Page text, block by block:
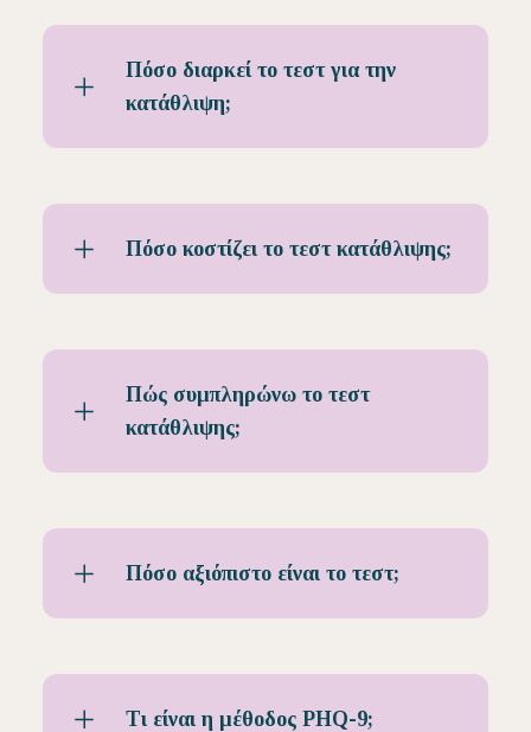
Πόσο διαρκεί το τεστ για την
κατάθλιψη;
Πόσο κοστίζει το τεστ κατάθλιψης;
Πώς συμπληρώνω το τεστ
κατάθλιψης;
Πόσο αξιόπιστο είναι το τεστ;
Τι είναι η μέθοδος PHQ-9;